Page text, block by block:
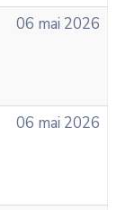
06 mai 2026
06 mai 2026